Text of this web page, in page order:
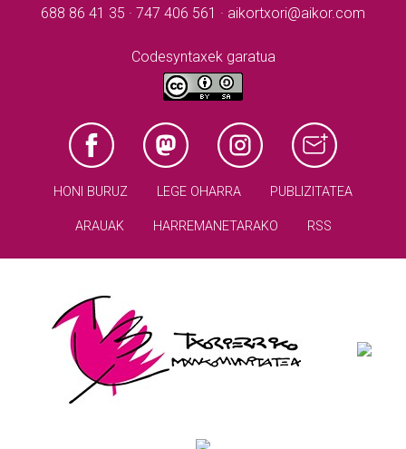
688 86 41 35 · 747 406 561 · aikortxori@aikor.com
Codesyntaxek garatua
HONI BURUZ LEGE OHARRA PUBLIZITATEA
ARAUAK HARREMANETARAKO RSS